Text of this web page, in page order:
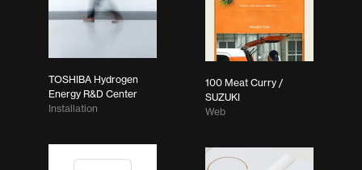
100 Meat Curry /
SUZUKI
Web
TOSHIBA Hydrogen
Energy R&D Center
Installation